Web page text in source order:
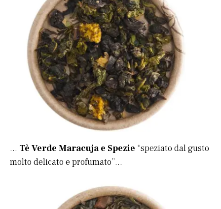
… Tè Verde Maracuja e Spezie “speziato dal gusto
molto delicato e profumato”…